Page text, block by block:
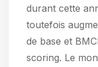
durant cette
toutefois
de base et
scoring. Le